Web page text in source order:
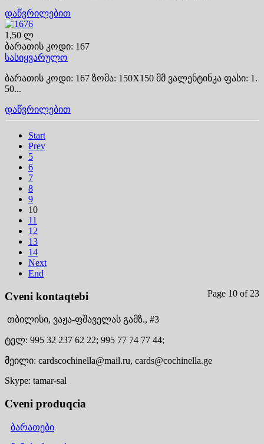
დაწვრილებით
1,50 ლ
ბარათის კოდი: 167
სასიყვარულო
ბარათის კოდი: 167 ზომა: 150X150 მმ ვალენტინკა ფასი: 1.
50...
დაწვრილებით
Start
Prev
5
6
7
8
9
10
11
12
13
14
Next
End
Page 10 of 23
Cveni kontaqtebi
თბილისი, ვაჟა-ფშაველას გამზ., #3
ტელ: 995 32 237 62 22; 995 77 74 77 44;
მეილი: cardscochinella@mail.ru, cards@cochinella.ge
Skype: tamar-sal
Cveni produqcia
ბარათები